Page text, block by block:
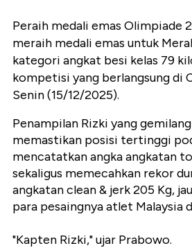
Peraih medali emas Olimpiade
meraih medali emas untuk
kategori angkat besi kelas 79
kompetisi yang berlangsung di
Senin (15/12/2025).
Penampilan Rizki yang
memastikan posisi tertinggi
mencatatkan angka angkatan
sekaligus memecahkan rekor
angkatan clean & jerk 205 Kg,
para pesaingnya atlet Malaysia
"Kapten Rizki," ujar Prabowo.